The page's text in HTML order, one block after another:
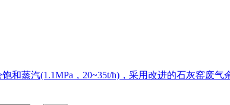
蒸汽(1.1MPa，20~35t/h)，采用改进的石灰窑废